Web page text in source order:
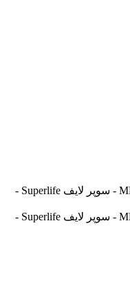
آسیالنت Asilent - جهانلنت Jahanlent - ایرانلنت Iranlent - پارس Pars - برنتا Brenta - آریتما Aritma - آفورتیس Afortis - فریکسا Frixa - اسپارتکس Spartex - پلااستکس Plastex - ام بی MB - سوپر لایف Superlife -
آسیالنت Asilent - جهانلنت Jahanlent - ایرانلنت Iranlent - پارس Pars - برنتا Brenta - آریتما Aritma - آفورتیس Afortis - فریکسا Frixa - اسپارتکس Spartex - پلااستکس Plastex - ام بی MB - سوپر لایف Superlife -